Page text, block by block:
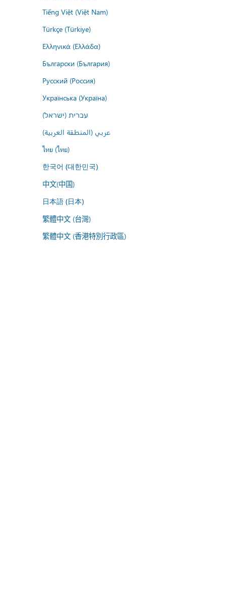
Tiếng Việt (Việt Nam)
Türkçe (Türkiye)
Ελληνικά (Ελλάδα)
Български (България)
Русский (Россия)
Українська (Україна)
עברית (ישראל)
عربي (المنطقة العربية)
ไทย (ไทย)
한국어 (대한민국)
中文(中国)
日本語 (日本)
繁體中文 (台灣)
繁體中文 (香港特別行政區)